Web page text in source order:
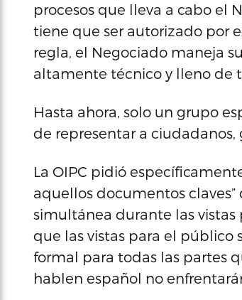
procesos que lleva a cabo el
tiene que ser autorizado por
regla, el Negociado maneja
altamente técnico y lleno de
Hasta ahora, solo un grupo
de representar a ciudadanos,
La OIPC pidió
aquellos documentos
simultánea durante las vistas
que las vistas para el público
formal para todas las partes
hablen español no